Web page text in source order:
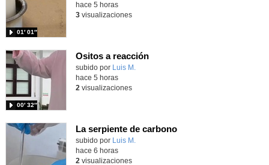
01′ 01″
hace 5 horas
3visualizaciones
Ositos a reacción
Contenido educativo.
subido por Luis M.
00′ 32″
hace 5 horas
2 visualizaciones
La serpiente de carbono
Contenido educativo.
subido por Luis M.
hace 6 horas
2 visualizaciones